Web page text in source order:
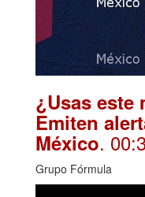
¿Usas este
Emiten
México.
Grupo Fórmula